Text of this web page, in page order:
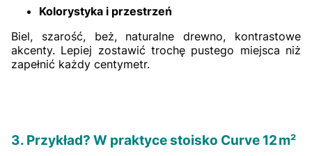
Kolorystyka i przestrzeń
Biel, szarość, beż, naturalne drewno, kontrastowe
akcenty. Lepiej zostawić trochę pustego miejsca niż
zapełnić każdy centymetr.
3. Przykład? W praktyce stoisko Curve 12 m²